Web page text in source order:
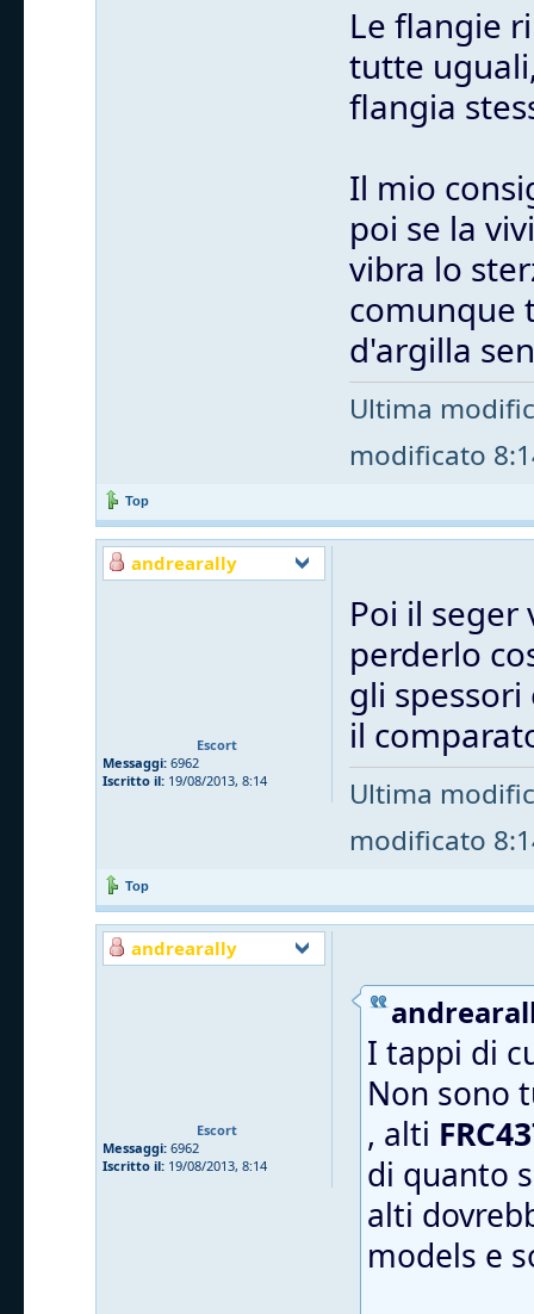
Le flangie
tutte
flangia
Il mio
poi se la
vibra lo
comunque
d'argilla
Ultima
modificato
Top
andrearally
Escort
Messaggi: 6962
Iscritto il: 19/08/2013, 8:14
Poi il
perderlo
gli
il
Ultima
modificato
Top
andrearally
Escort
Messaggi: 6962
Iscritto il: 19/08/2013, 8:14
I tappi di
Non sono
, alti
di quanto
alti
models e